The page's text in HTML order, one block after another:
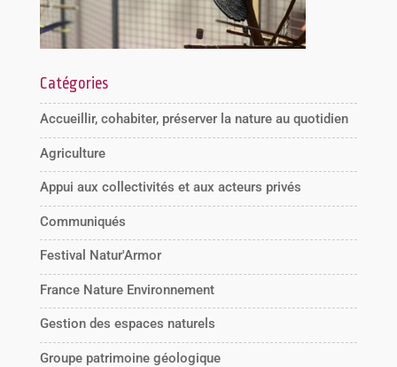
Catégories
Accueillir, cohabiter, préserver la nature au quotidien
Agriculture
Appui aux collectivités et aux acteurs privés
Communiqués
Festival Natur'Armor
France Nature Environnement
Gestion des espaces naturels
Groupe patrimoine géologique